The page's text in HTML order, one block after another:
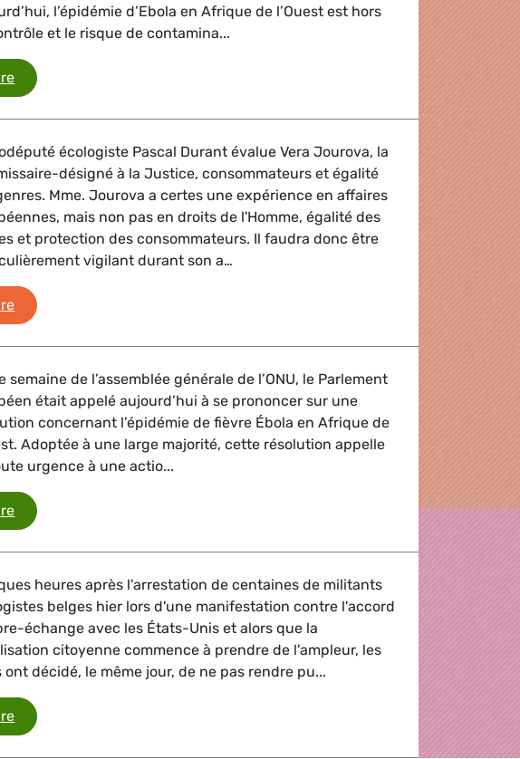
l’épidémie d’Ebola en Afrique de l’Ouest est hors
et le risque de contamina...
Réunion de l'UE sur Ebola
écologiste Pascal Durant évalue Vera Jourova, la
désigné à la Justice, consommateurs et égalité
Mme. Jourova a certes une expérience en affaires
mais non pas en droits de l'Homme, égalité des
et protection des consommateurs. Il faudra donc être
vigilant durant son a…
La protection des consommateurs sous l'équipe Juncker
semaine de l’assemblée générale de l’ONU, le Parlement
était appelé aujourd’hui à se prononcer sur une
concernant l’épidémie de fièvre Ébola en Afrique de
Adoptée à une large majorité, cette résolution appelle
urgence à une actio...
Virus Ébola
heures après l'arrestation de centaines de militants
belges hier lors d'une manifestation contre l'accord
échange avec les États-Unis et alors que la
citoyenne commence à prendre de l'ampleur, les
ont décidé, le même jour, de ne pas rendre pu...
Mandat de négociation de l'accord de libre-échange avec les États-Unis